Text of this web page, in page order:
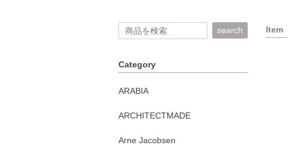
Item
search
Category
ARABIA
ARCHITECTMADE
Arne Jacobsen